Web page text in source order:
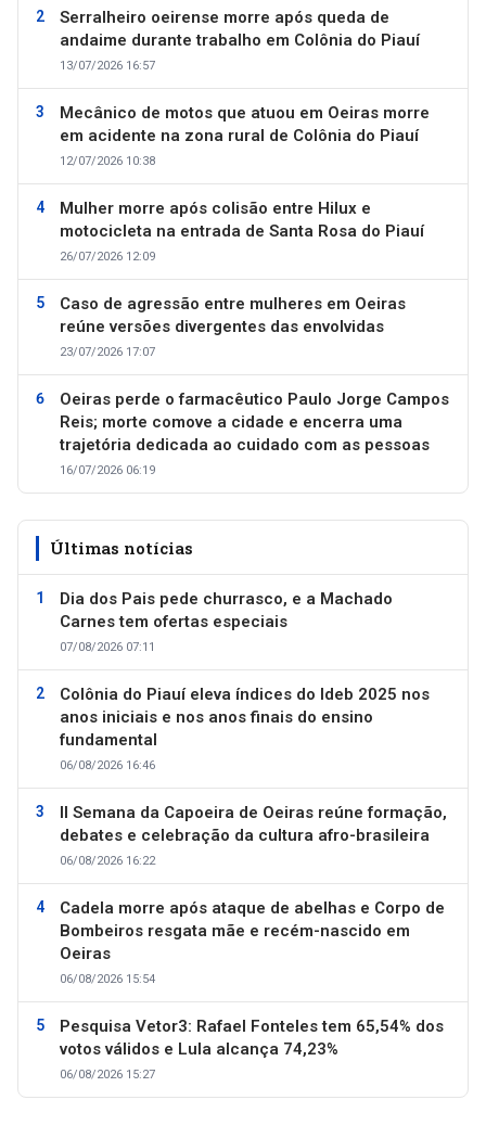
Serralheiro oeirense morre após queda de
andaime durante trabalho em Colônia do Piauí
13/07/2026 16:57
Mecânico de motos que atuou em Oeiras morre
em acidente na zona rural de Colônia do Piauí
12/07/2026 10:38
Mulher morre após colisão entre Hilux e
motocicleta na entrada de Santa Rosa do Piauí
26/07/2026 12:09
Caso de agressão entre mulheres em Oeiras
reúne versões divergentes das envolvidas
23/07/2026 17:07
Oeiras perde o farmacêutico Paulo Jorge Campos
Reis; morte comove a cidade e encerra uma
trajetória dedicada ao cuidado com as pessoas
16/07/2026 06:19
Últimas notícias
Dia dos Pais pede churrasco, e a Machado
Carnes tem ofertas especiais
07/08/2026 07:11
Colônia do Piauí eleva índices do Ideb 2025 nos
anos iniciais e nos anos finais do ensino
fundamental
06/08/2026 16:46
II Semana da Capoeira de Oeiras reúne formação,
debates e celebração da cultura afro-brasileira
06/08/2026 16:22
Cadela morre após ataque de abelhas e Corpo de
Bombeiros resgata mãe e recém-nascido em
Oeiras
06/08/2026 15:54
Pesquisa Vetor3: Rafael Fonteles tem 65,54% dos
votos válidos e Lula alcança 74,23%
06/08/2026 15:27